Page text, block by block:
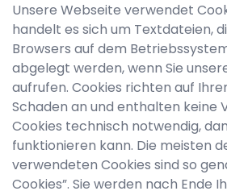
Unsere Webseite verwendet
handelt es sich um Textdateien,
Browsers auf dem
abgelegt werden, wenn Sie
aufrufen. Cookies richten auf
Schaden an und enthalten keine
Cookies technisch notwendig,
funktionieren kann. Die meisten
verwendeten Cookies sind so
Cookies”. Sie werden nach Ende